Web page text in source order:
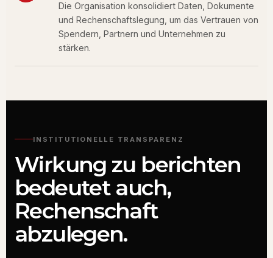
Die Organisation konsolidiert Daten, Dokumente
und Rechenschaftslegung, um das Vertrauen von
Spendern, Partnern und Unternehmen zu
stärken.
INSTITUTIONELLE TRANSPARENZ
Wirkung zu berichten
bedeutet auch,
Rechenschaft
abzulegen.